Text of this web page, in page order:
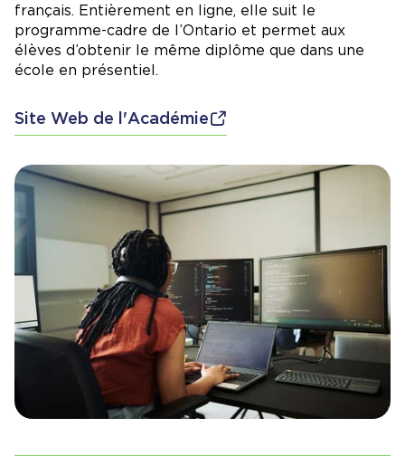
français. Entièrement en ligne, elle suit le
programme-cadre de l’Ontario et permet aux
élèves d’obtenir le même diplôme que dans une
école en présentiel.
Site Web de l'Académie